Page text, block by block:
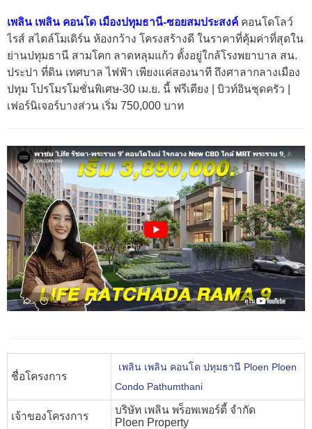
เพลิน เพลิน คอนโด เมืองปทุมธานี-ซอยสมประสงค์ คอนโดโลว์
ไรส์ สไตล์โมเดิร์น ห้องกว้าง โครงสร้างดี ในราคาที่คุ้มค่าที่สุดใน
ย่านปทุมธานี สามโคก ลาดหลุมแก้ว ตั้งอยู่ใกล้โรงพยาบาล สน.
ประปา ที่ดิน เทศบาล ไฟฟ้า เพียงแค่สองนาที ถึงศาลากลางเมือง
ปทุม โปรโมรโมชั่นพิเศษ-30 เม.ย. นี้ ฟรีเตียง | บิวท์อินชุดครัว |
เฟอร์นิเจอร์บางส่วน เริ่ม 750,000 บาท
ชื่อโครงการ
เพลิน เพลิน คอนโด ปทุมธานี Ploen Ploen
Condo Pathumthani
เจ้าของโครงการ
บริษัท เพลิน พร็อพเพอร์ตี้ จำกัด
Ploen Property